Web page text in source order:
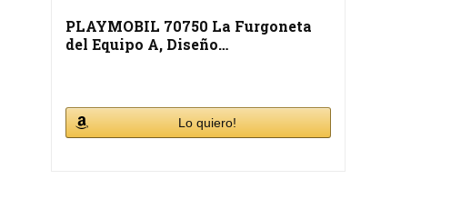
PLAYMOBIL 70750 La Furgoneta
del Equipo A, Diseño…
Lo quiero!